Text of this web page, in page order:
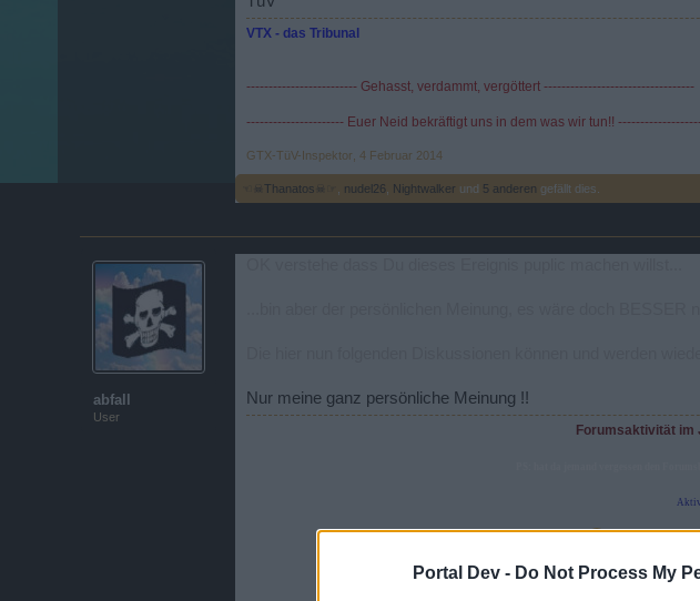
Portal Dev - Do Not Process My
VTX - das Tribunal
------------------------- Gehasst, verdammt, vergöttert ----------------------------------
---------------------- Euer Neid bekräftigt uns in dem was wir tun!!
GTX-TüV-Inspektor 4 Februar 2014
☜☠Thanatos☠☞ nudel26 Nightwalker und 5 anderen gefällt dies.
abfall
User
Nur meine ganz persönliche Meinung !!
Forumsaktivität im